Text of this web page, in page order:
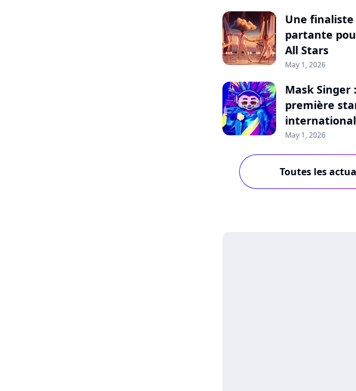
Une finaliste
partante
All Stars
May 1, 2026
Mask Singer
première
May 1, 2026
Toutes les